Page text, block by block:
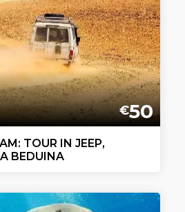
€50
TOUR IN JEEP,
BEDUINA